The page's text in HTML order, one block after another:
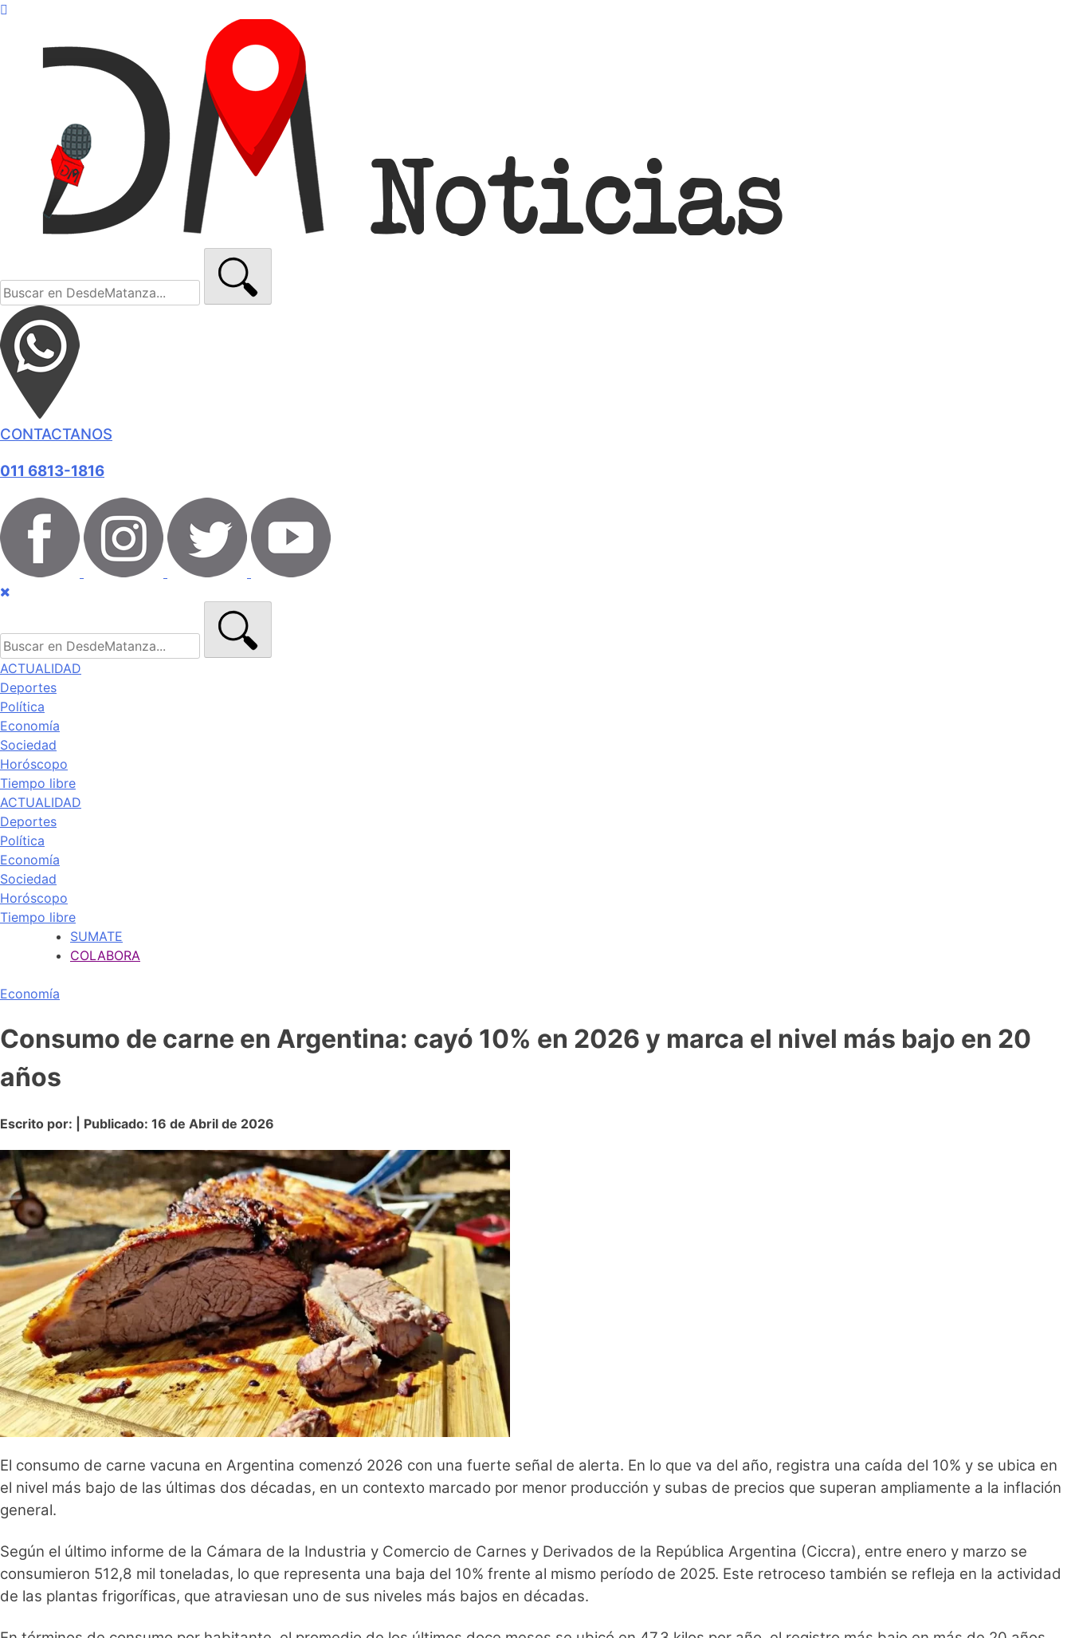
CONTACTANOS
011 6813-1816
ACTUALIDAD
Deportes
Política
Economía
Sociedad
Horóscopo
Tiempo libre
ACTUALIDAD
Deportes
Política
Economía
Sociedad
Horóscopo
Tiempo libre
SUMATE
COLABORA
Economía
Consumo de carne en Argentina: cayó 10% en 2026 y marca el nivel más bajo en 20
años
Escrito por: | Publicado: 16 de Abril de 2026
El consumo de carne vacuna en Argentina comenzó 2026 con una fuerte señal de alerta. En lo que va del año, registra una caída del 10% y se ubica en
el nivel más bajo de las últimas dos décadas, en un contexto marcado por menor producción y subas de precios que superan ampliamente a la inflación
general.
Según el último informe de la Cámara de la Industria y Comercio de Carnes y Derivados de la República Argentina (Ciccra), entre enero y marzo se
consumieron 512,8 mil toneladas, lo que representa una baja del 10% frente al mismo período de 2025. Este retroceso también se refleja en la actividad
de las plantas frigoríficas, que atraviesan uno de sus niveles más bajos en décadas.